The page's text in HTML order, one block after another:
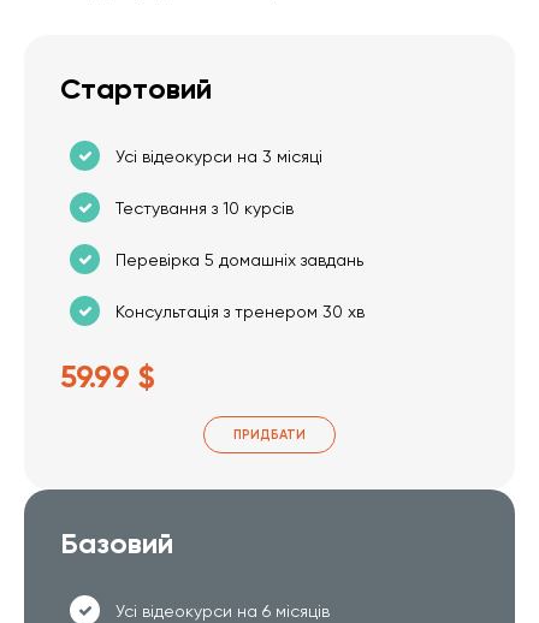
Стартовий
Усі відеокурси на 3 місяці
Тестування з 10 курсів
Перевірка 5 домашніх завдань
Консультація з тренером 30 хв
59.99 $
ПРИДБАТИ
Базовий
Усі відеокурси на 6 місяців